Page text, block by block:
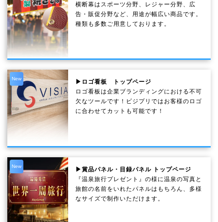
横断幕はスポーツ分野、レジャー分野、広
告・販促分野など、用途が幅広い商品です。
種類も多数ご用意しております。
New
▶ロゴ看板 トップページ
ロゴ看板は企業ブランディングにおける不可
欠なツールです！ビジプリではお客様のロゴ
に合わせてカットも可能です！
New
▶賞品パネル・目録パネル トップページ
『温泉旅行プレゼント』の様に温泉の写真と
旅館の名前をいれたパネルはもちろん、多様
なサイズで制作いただけます。